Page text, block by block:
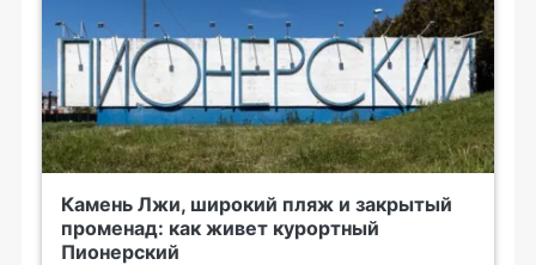
Камень Лжи, широкий пляж и закрытый
променад: как живет курортный
Пионерский